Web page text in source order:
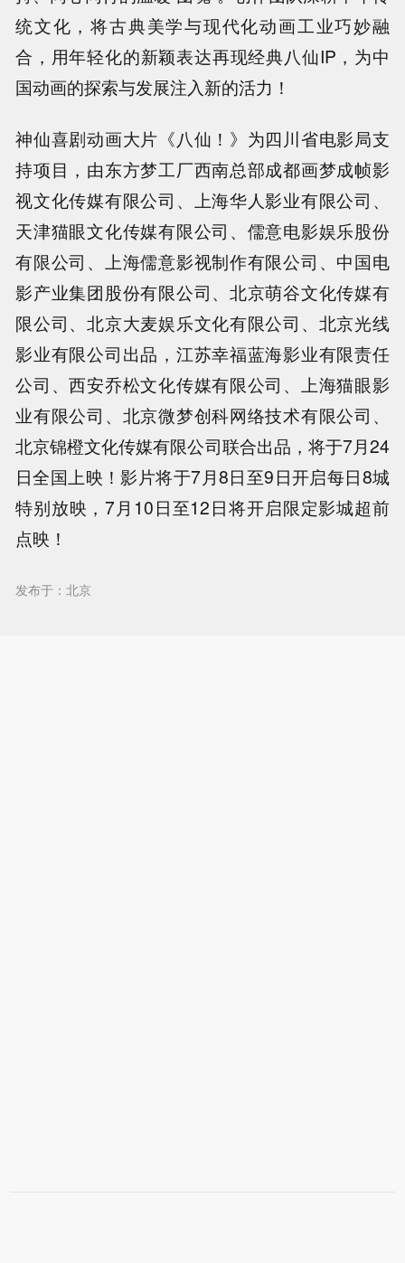
统文化，将古典美学与现代化动画工业巧妙融
合，用年轻化的新颖表达再现经典八仙IP，为中
国动画的探索与发展注入新的活力！
神仙喜剧动画大片《八仙！》为四川省电影局支
持项目，由东方梦工厂西南总部成都画梦成帧影
视文化传媒有限公司、上海华人影业有限公司、
天津猫眼文化传媒有限公司、儒意电影娱乐股份
有限公司、上海儒意影视制作有限公司、中国电
影产业集团股份有限公司、北京萌谷文化传媒有
限公司、北京大麦娱乐文化有限公司、北京光线
影业有限公司出品，江苏幸福蓝海影业有限责任
公司、西安乔松文化传媒有限公司、上海猫眼影
业有限公司、北京微梦创科网络技术有限公司、
北京锦橙文化传媒有限公司联合出品，将于7月24
日全国上映！影片将于7月8日至9日开启每日8城
特别放映，7月10日至12日将开启限定影城超前
点映！
发布于：北京